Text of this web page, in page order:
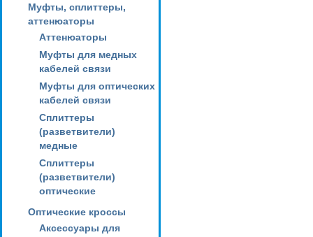
Муфты, сплиттеры,
аттенюаторы
Аттенюаторы
Муфты для медных
кабелей связи
Муфты для оптических
кабелей связи
Сплиттеры
(разветвители)
медные
Сплиттеры
(разветвители)
оптические
Оптические кроссы
Аксессуары для